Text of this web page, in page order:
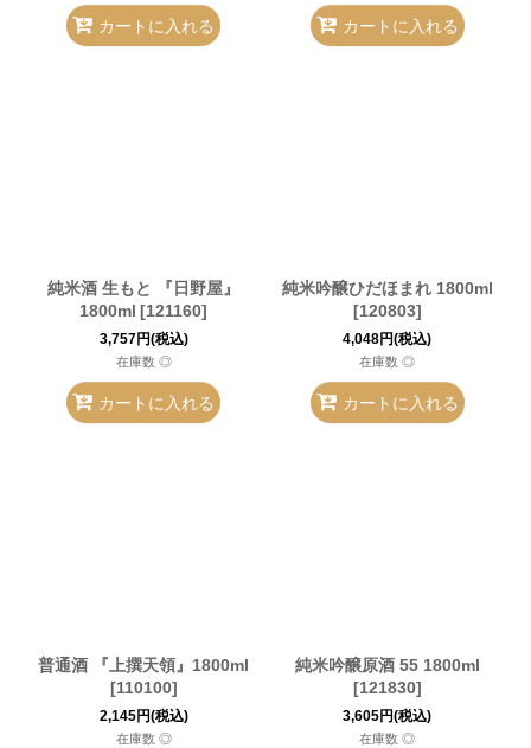
カートに入れる カートに入れる
純米酒 生もと 『日野屋』
1800ml [121160]
3,757円(税込)
在庫数 ◎
カートに入れる
純米吟醸ひだほまれ 1800ml
[120803]
4,048円(税込)
在庫数 ◎
カートに入れる
普通酒 『上撰天領』1800ml
[110100]
2,145円(税込)
在庫数 ◎
純米吟醸原酒 55 1800ml
[121830]
3,605円(税込)
在庫数 ◎